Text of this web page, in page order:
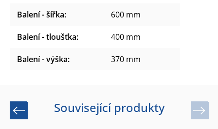
Balení - šířka: 600 mm
Balení - tloušťka: 400 mm
Balení - výška: 370 mm
Související produkty
Previous Next